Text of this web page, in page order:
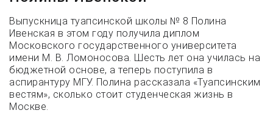
Выпускница туапсинской школы № 8 Полина
Ивенская в этом году получила диплом
Московского государственного университета
имени М. В. Ломоносова. Шесть лет она училась на
бюджетной основе, а теперь поступила в
аспирантуру МГУ. Полина рассказала «Туапсинским
вестям», сколько стоит студенческая жизнь в
Москве.